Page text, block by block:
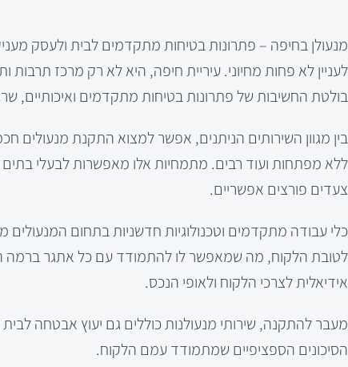
מנעולן בחיפה – פתרונות בטיחות מתקדמים לבית ולעסק
לעניין לא פחות מחיוני. עיריית חיפה, היא לא רק מרכז
בולטת החשיבות של פתרונות בטיחות מתקדמים ואיכותיים,
בין מגוון השירותים הניתנים, אפשר למצוא התקנת מנעולים
ללא מפתחות ועוד רבים. מתמחיות אלו מאפשרות לבעלי בתים
צעדים פורצים אפשריים.
כלי עבודה מתקדמים וטכנולוגיות חדשניות בתחום
לטובת הלקוח, מה שמאפשר לו להתמודד עם כל אתגר ברמה
אידיאלית לצרכי הלקוח ולאופי הנכס.
מעבר להתקנה, שירותי מנעולנות כוללים גם יעוץ אבטחה
הסיכונים הספציפיים שמתמודד עמם הלקוח.